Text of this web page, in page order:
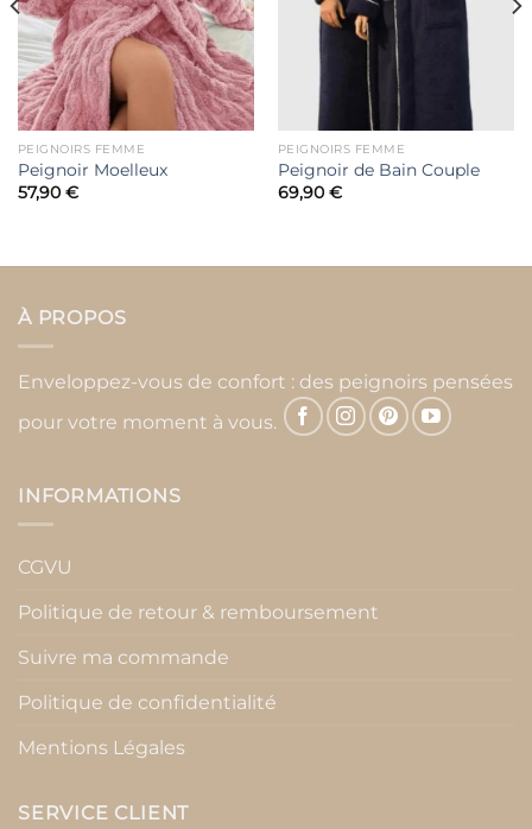
PEIGNOIRS FEMME
Peignoir Moelleux
57,90 €
PEIGNOIRS FEMME
Peignoir de Bain Couple
69,90 €
À PROPOS
Enveloppez-vous de confort : des peignoirs pensées
pour votre moment à vous.
INFORMATIONS
CGVU
Politique de retour & remboursement
Suivre ma commande
Politique de confidentialité
Mentions Légales
SERVICE CLIENT